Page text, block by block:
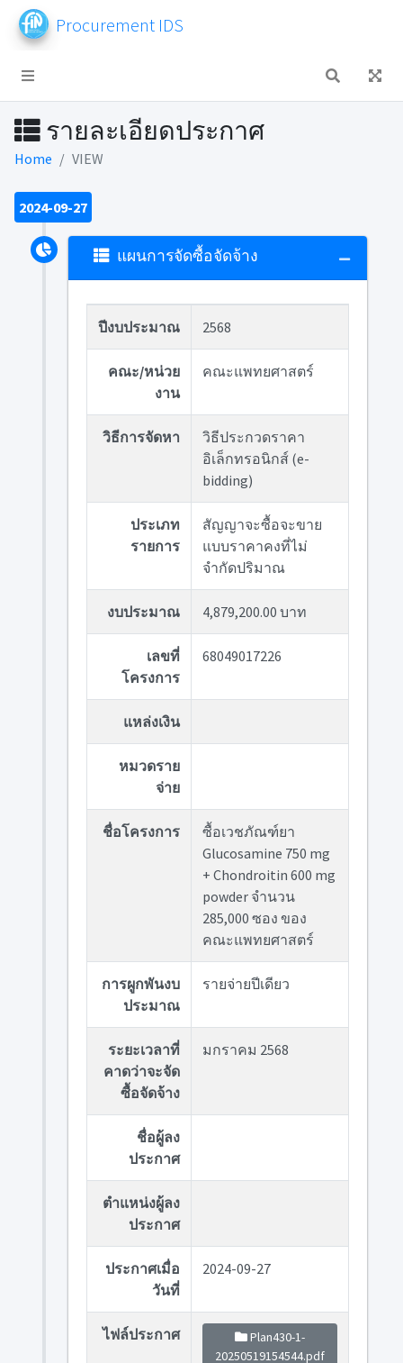
Procurement IDS
รายละเอียดประกาศ
Home VIEW
2024-09-27
แผนการจัดซื้อจัดจ้าง
ปีงบประมาณ 2568
คณะ/หน่วย
งาน
คณะแพทยศาสตร์
วิธีการจัดหา
วิธีประกวดราคา
อิเล็กทรอนิกส์ (e-
bidding)
ประเภท
รายการ
สัญญาจะซื้อจะขาย
แบบราคาคงที่ไม่
จำกัดปริมาณ
งบประมาณ 4,879,200.00 บาท
เลขที่
โครงการ
68049017226
แหล่งเงิน
หมวดราย
จ่าย
ชื่อโครงการ
ซื้อเวชภัณฑ์ยา
Glucosamine 750 mg
+ Chondroitin 600 mg
powder จำนวน
285,000 ซอง ของ
คณะแพทยศาสตร์
การผูกพันงบ
ประมาณ
รายจ่ายปีเดียว
ระยะเวลาที่
คาดว่าจะจัด
ซื้อจัดจ้าง
มกราคม 2568
ชื่อผู้ลง
ประกาศ
ตำแหน่งผู้ลง
ประกาศ
ประกาศเมื่อ
วันที่
2024-09-27
ไฟล์ประกาศ
Plan430-1-
20250519154544.pdf